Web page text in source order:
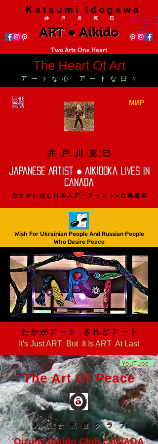
K a t s u m i I d o g a w a
ART ● Aikido
井 戸 川 克 巳
Two Arts One Heart
The Heart Of Art
ア ー ト な 心 ア ー ト な 日 々
МИР
井 戸 川 克 巳
Japanese Artist ● Aikidoka Lives In
Canada
カ ナ ダ に 住 む 日 本 人 ア ー テ ィ ス ト ● 合 氣 道 家
Wish For Ukrainian People And Russian People
Who Desire Peace
た か が ア ー ト さ れ ど ア ー ト​
It's Just ART But It Is ART At Last
YouTube
The Art Of Peace
大 泉 合 氣 道 ク ラ ブ
Oizumi Aikido Club CANADA